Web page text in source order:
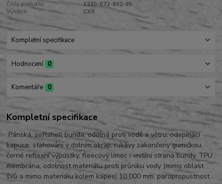
Číslo produktu:
1230-072-802-95
Výrobce:
CXS
Kompletní specifikace
Hodnocení 0
Komentáře 0
Kompletní specifikace
Pánská, softshell bunda, odolná proti vodě a větru, odepínací
kapuce, stahování v dolním okraji, rukávy zakončeny gumičkou,
černé reflexní výpustky, fleecový límec i vnitřní strana bundy, TPU
membrána, odolnost materiálu proti průniku vody (mimo oblast
švů a mimo materiálu kolem kapes) 10 000 mm, paropropustnost